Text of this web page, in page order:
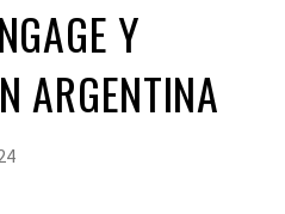
Y
ARGENTINA